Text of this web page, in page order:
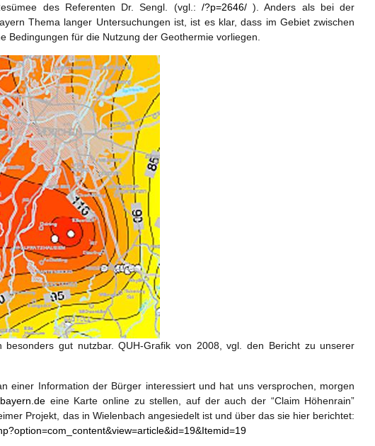
des Referenten Dr. Sengl. (vgl.: /?p=2646/). Anders als bei der
Thema langer Untersuchungen ist, ist es klar, dass im Gebiet zwischen
Bedingungen für die Nutzung der Geothermie vorliegen.
besonders gut nutzbar. QUH-Grafik von 2008, vgl. den Bericht zu unserer
einer Information der Bürger interessiert und hat uns versprochen, morgen
eine Karte online zu stellen, auf der auch der “Claim Höhenrain”
Projekt, das in Wielenbach angesiedelt ist und über das sie hier berichtet: